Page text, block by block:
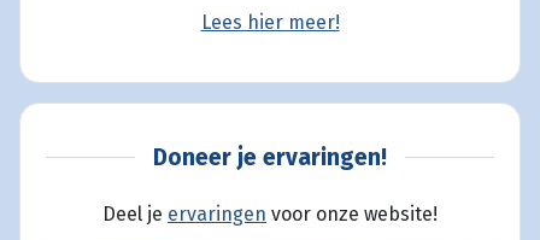
Lees hier meer!
Doneer je ervaringen!
Deel je ervaringen voor onze website!